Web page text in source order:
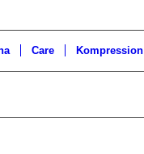
Care Kompression